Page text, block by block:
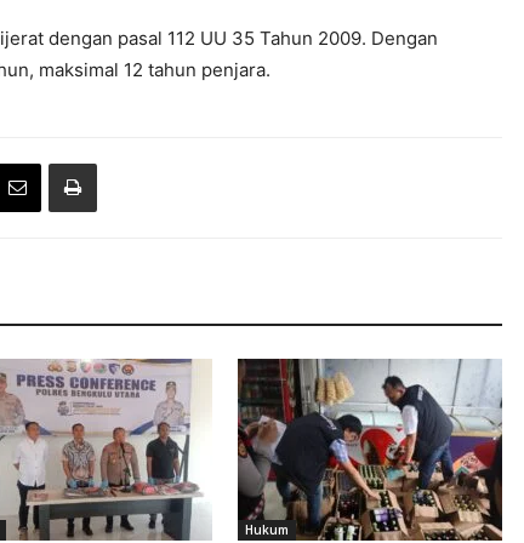
dengan pasal 112 UU 35 Tahun 2009. Dengan
maksimal 12 tahun penjara.
Hukum